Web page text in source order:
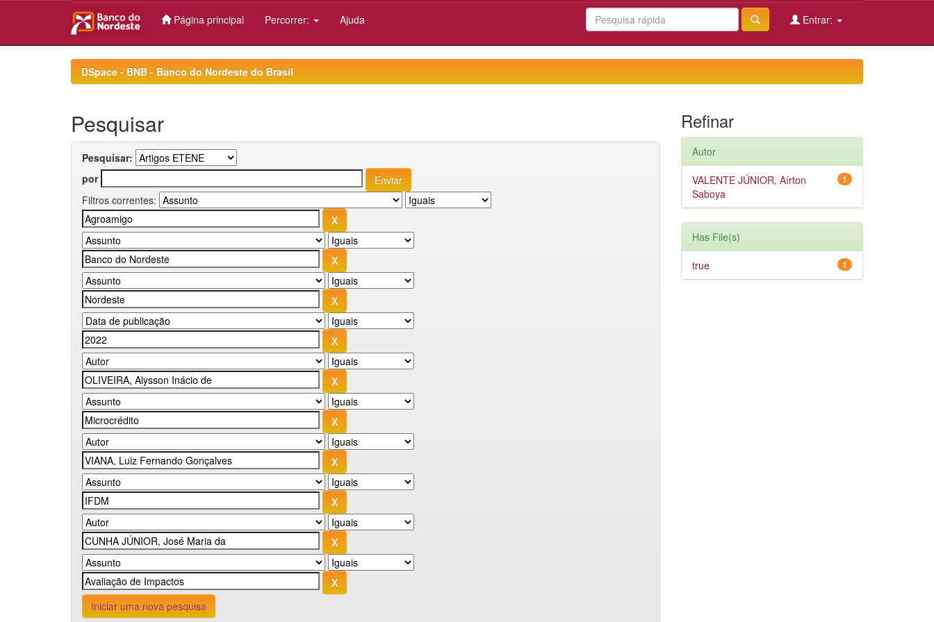
Página principal Percorrer: Ajuda Entrar:
DSpace - BNB - Banco do Nordeste do Brasil
Pesquisar
Pesquisar:
por
Filtros correntes:
Iniciar uma nova pesquisa
Refinar
Autor
1
VALENTE JÚNIOR, Aírton
Saboya
Has File(s)
1
true